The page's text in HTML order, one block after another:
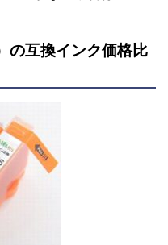
の互換インク価格比